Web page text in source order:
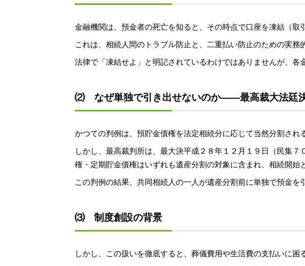
金融機関は、預金者の死亡を知ると、その時点で口座を凍結（取
これは、相続人間のトラブル防止と、二重払い防止のための実務
法律で「凍結せよ」と明記されているわけではありませんが、各
⑵ なぜ単独で引き出せないのか――最高裁大法廷
かつての判例は、預貯金債権を法定相続分に応じて当然分割され
しかし、最高裁判所は、最大決平成２８年１２月１９日（民集
権・定期貯金債権はいずれも遺産分割の対象に含まれ、相続開始
この判例の結果、共同相続人の一人が遺産分割前に単独で預金を
⑶ 制度創設の背景
しかし、この扱いを徹底すると、葬儀費用や生活費の支払いに困